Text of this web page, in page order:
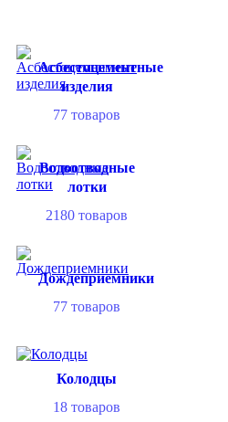
Асбестоцементные
изделия
77 товаров
Водоотводные
лотки
2180 товаров
Дождеприемники
77 товаров
Колодцы
18 товаров